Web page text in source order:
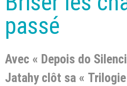
passé
Avec « Depois do
Jatahy clôt sa «